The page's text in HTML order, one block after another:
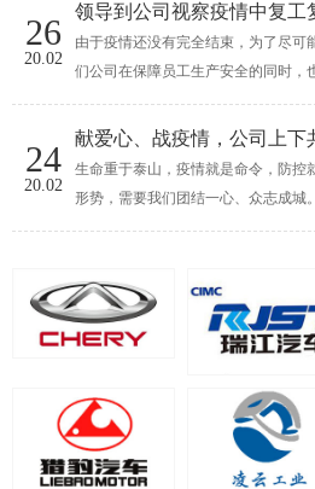
26
20.02
领导到公司视察疫情中复工
由于疫情还没有完全结束，为了尽可
们公司在保障员工生产安全的同时，
去...
24
20.02
献爱心、战疫情，公司上下
生命重于泰山，疫情就是命令，防控
形势，需要我们团结一心、众志成城
件...